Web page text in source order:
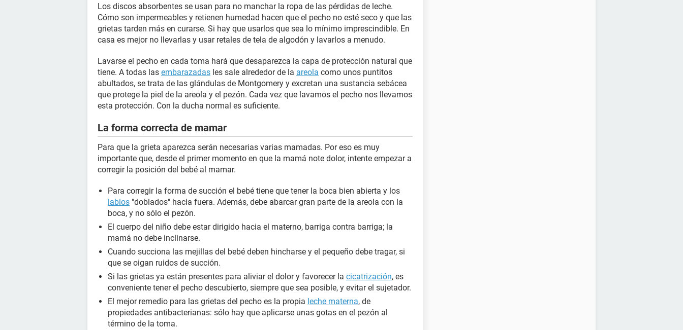
Los discos absorbentes se usan para no manchar la ropa de las pérdidas de leche.
Cómo son impermeables y retienen humedad hacen que el pecho no esté seco y que las
grietas tarden más en curarse. Si hay que usarlos que sea lo mínimo imprescindible. En
casa es mejor no llevarlas y usar retales de tela de algodón y lavarlos a menudo.
Lavarse el pecho en cada toma hará que desaparezca la capa de protección natural que
tiene. A todas las embarazadas les sale alrededor de la areola como unos puntitos
abultados, se trata de las glándulas de Montgomery y excretan una sustancia sebácea
que protege la piel de la areola y el pezón. Cada vez que lavamos el pecho nos llevamos
esta protección. Con la ducha normal es suficiente.
La forma correcta de mamar
Para que la grieta aparezca serán necesarias varias mamadas. Por eso es muy
importante que, desde el primer momento en que la mamá note dolor, intente empezar a
corregir la posición del bebé al mamar.
Para corregir la forma de succión el bebé tiene que tener la boca bien abierta y los
labios "doblados" hacia fuera. Además, debe abarcar gran parte de la areola con la
boca, y no sólo el pezón.
El cuerpo del niño debe estar dirigido hacia el materno, barriga contra barriga; la
mamá no debe inclinarse.
Cuando succiona las mejillas del bebé deben hincharse y el pequeño debe tragar, si
que se oigan ruidos de succión.
Si las grietas ya están presentes para aliviar el dolor y favorecer la cicatrización, es
conveniente tener el pecho descubierto, siempre que sea posible, y evitar el sujetador.
El mejor remedio para las grietas del pecho es la propia leche materna, de
propiedades antibacterianas: sólo hay que aplicarse unas gotas en el pezón al
término de la toma.